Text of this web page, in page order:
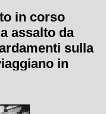
in corso
assalto da
sulla
in